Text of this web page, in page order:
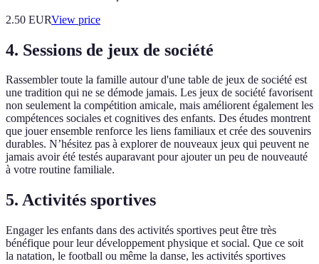
2.50 EURView price
4. Sessions de jeux de société
Rassembler toute la famille autour d'une table de jeux de société est
une tradition qui ne se démode jamais. Les jeux de société favorisent
non seulement la compétition amicale, mais améliorent également les
compétences sociales et cognitives des enfants. Des études montrent
que jouer ensemble renforce les liens familiaux et crée des souvenirs
durables. N’hésitez pas à explorer de nouveaux jeux qui peuvent ne
jamais avoir été testés auparavant pour ajouter un peu de nouveauté
à votre routine familiale.
5. Activités sportives
Engager les enfants dans des activités sportives peut être très
bénéfique pour leur développement physique et social. Que ce soit
la natation, le football ou même la danse, les activités sportives